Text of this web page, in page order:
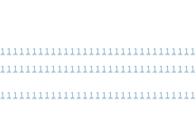
1 1 1 1 1 1 1 1 1 1 1 1 1 1 1 1 1 1 1 1 1 1 1 1 1 1 1 1 1 1 1
1 1 1 1 1 1 1 1 1 1 1 1 1 1 1 1 1 1 1 1 1 1 1 1 1 1 1 1 1 1 1
1 1 1 1 1 1 1 1 1 1 1 1 1 1 1 1 1 1 1 1 1 1 1 1 1 1 1 1 1 1 1